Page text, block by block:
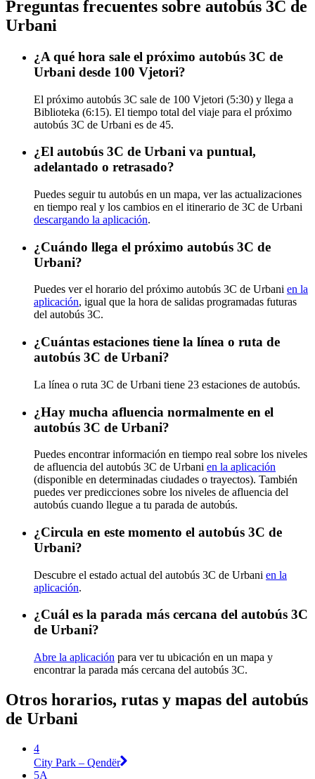
Preguntas frecuentes sobre autobús 3C de
Urbani
¿A qué hora sale el próximo autobús 3C de
Urbani desde 100 Vjetori?
El próximo autobús 3C sale de 100 Vjetori (5:30) y llega a
Biblioteka (6:15). El tiempo total del viaje para el próximo
autobús 3C de Urbani es de 45.
¿El autobús 3C de Urbani va puntual,
adelantado o retrasado?
Puedes seguir tu autobús en un mapa, ver las actualizaciones
en tiempo real y los cambios en el itinerario de 3C de Urbani
descargando la aplicación.
¿Cuándo llega el próximo autobús 3C de
Urbani?
Puedes ver el horario del próximo autobús 3C de Urbani en la
aplicación, igual que la hora de salidas programadas futuras
del autobús 3C.
¿Cuántas estaciones tiene la línea o ruta de
autobús 3C de Urbani?
La línea o ruta 3C de Urbani tiene 23 estaciones de autobús.
¿Hay mucha afluencia normalmente en el
autobús 3C de Urbani?
Puedes encontrar información en tiempo real sobre los niveles
de afluencia del autobús 3C de Urbani en la aplicación
(disponible en determinadas ciudades o trayectos). También
puedes ver predicciones sobre los niveles de afluencia del
autobús cuando llegue a tu parada de autobús.
¿Circula en este momento el autobús 3C de
Urbani?
Descubre el estado actual del autobús 3C de Urbani en la
aplicación.
¿Cuál es la parada más cercana del autobús 3C
de Urbani?
Abre la aplicación para ver tu ubicación en un mapa y
encontrar la parada más cercana del autobús 3C.
Otros horarios, rutas y mapas del autobús
de Urbani
4
City Park – Qendër
5A